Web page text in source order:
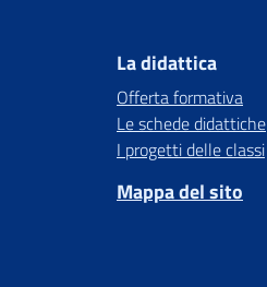
La didattica
Offerta formativa
Le schede didattiche
I progetti delle classi
Mappa del sito